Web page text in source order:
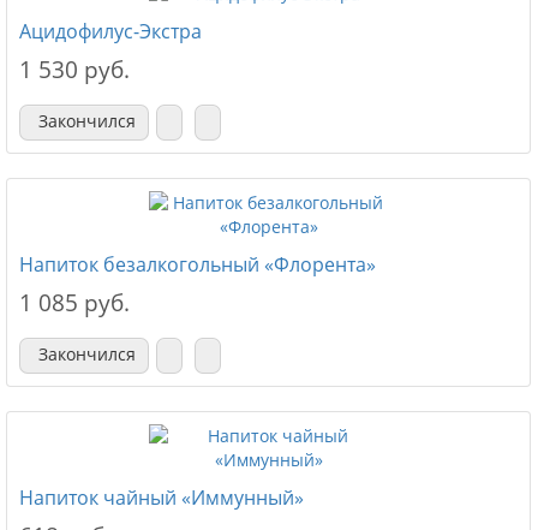
Ацидофилус-Экстра
1 530 руб.
Закончился
Напиток безалкогольный «Флорента»
1 085 руб.
Закончился
Напиток чайный «Иммунный»